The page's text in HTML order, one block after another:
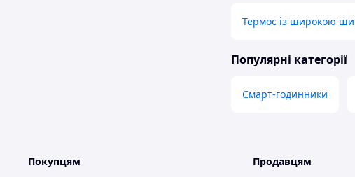
Термос із широкою
Популярні категорії
Смарт-годинники
Покупцям Продавцям